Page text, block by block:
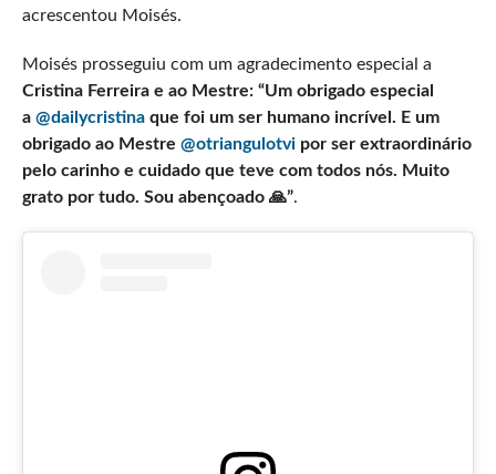
acrescentou Moisés.
Moisés prosseguiu com um agradecimento especial a
Cristina Ferreira e ao Mestre: “Um obrigado especial
a @dailycristinaque foi um ser humano incrível. E um
obrigado ao Mestre @otriangulotvipor ser extraordinário
pelo carinho e cuidado que teve com todos nós. Muito
grato por tudo. Sou abençoado 🙏”.